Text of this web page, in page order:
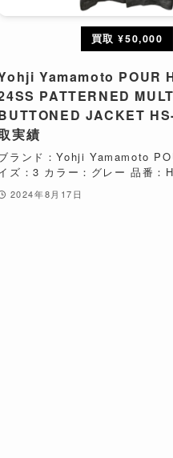
買取 ¥50,000
Yamamoto POUR
PATTERNED
JACKET
実績
ランド：Yohji Yamamoto
ズ：3 カラー：グレー 品番
2024年8月17日